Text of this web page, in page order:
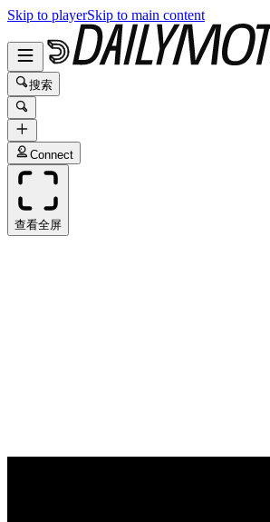
Skip to playerSkip to main content
搜索
Connect
查看全屏